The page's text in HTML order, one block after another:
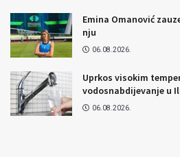
Emina Omanović
nju
06.08.2026.
Uprkos visokim
vodosnabdijevanje u
06.08.2026.